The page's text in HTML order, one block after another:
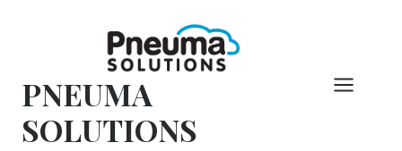
PNEUMA
SOLUTIONS